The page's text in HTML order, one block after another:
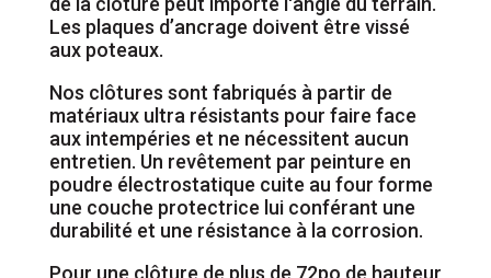
Les plaques d’ancrage doivent être vissé
aux poteaux.
Nos clôtures sont fabriqués à partir de
matériaux ultra résistants pour faire face
aux intempéries et ne nécessitent aucun
entretien. Un revêtement par peinture en
poudre électrostatique cuite au four forme
une couche protectrice lui conférant une
durabilité et une résistance à la corrosion.